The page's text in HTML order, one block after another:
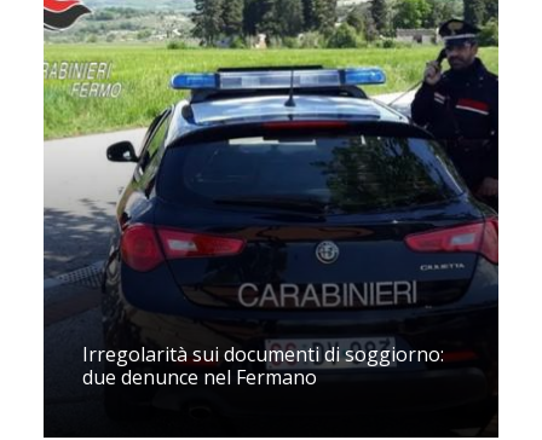
Irregolarità sui documenti di soggiorno:
due denunce nel Fermano